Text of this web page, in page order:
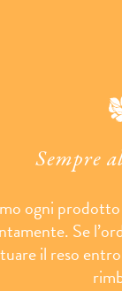
Sempre
ogni prodotto
Se
il reso